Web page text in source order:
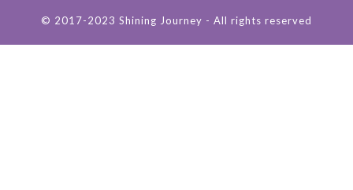
© 2017-2023 Shining Journey - All rights reserved